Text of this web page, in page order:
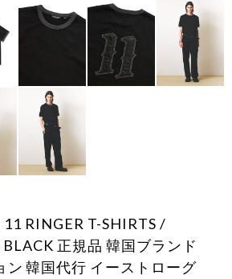
11 RINGER T-SHIRTS /
正規品 韓国ブランド
ン 韓国代行 イーストローグ